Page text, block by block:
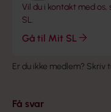
Vil du i kontakt med os,
SL.
Gå til Mit SL
Er du ikke medlem? Skriv
Få svar